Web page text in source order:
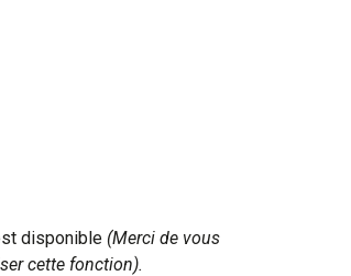
disponible (Merci de vous
cette fonction).